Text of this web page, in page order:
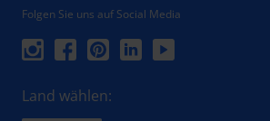
Folgen Sie uns auf Social Media
Land wählen: